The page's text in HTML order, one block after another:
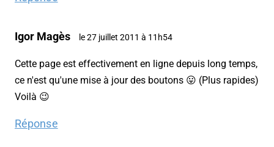
Igor Magès le 27 juillet 2011 à 11h54
Cette page est effectivement en ligne depuis long temps,
ce n'est qu'une mise à jour des boutons 😛 (Plus rapides)
Voilà 😉
Réponse